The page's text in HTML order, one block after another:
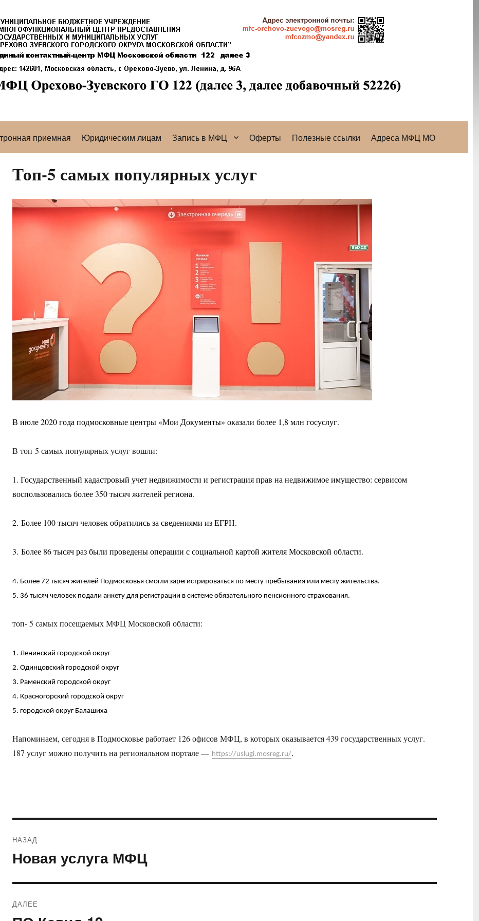
приемная Юридическим лицам Запись в МФЦ Оферты Полезные ссылки Адреса МФЦ МО
Топ-5 самых популярных услуг
В июле 2020 года подмосковные центры «Мои Документы» оказали более 1,8 млн госуслуг.
В топ-5 самых популярных услуг вошли:
1. Государственный кадастровый учет недвижимости и регистрация прав на недвижимое имущество: сервисом
воспользовались более 350 тысяч жителей региона.
2. Более 100 тысяч человек обратились за сведениями из ЕГРН.
3. Более 86 тысяч раз были проведены операции с социальной картой жителя Московской области.
4. Более 72 тысяч жителей Подмосковья смогли зарегистрироваться по месту пребывания или месту жительства.
5. 36 тысяч человек подали анкету для регистрации в системе обязательного пенсионного страхования.
топ- 5 самых посещаемых МФЦ Московской области:
1. Ленинский городской округ
2. Одинцовский городской округ
3. Раменский городской округ
4. Красногорский городской округ
5. городской округ Балашиха
Напоминаем, сегодня в Подмосковье работает 126 офисов МФЦ, в которых оказывается 439 государственных услуг.
187 услуг можно получить на региональном портале — https://uslugi.mosreg.ru/.
по
НАЗАД
Предыдущая
Новая услуга МФЦ
ДАЛЕЕ